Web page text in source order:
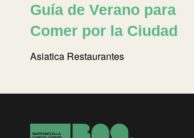
Guía de Verano para
Comer por la Ciudad
Asiatica Restaurantes